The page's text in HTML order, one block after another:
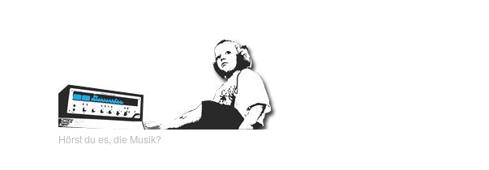
Hörst du es, die Musik?